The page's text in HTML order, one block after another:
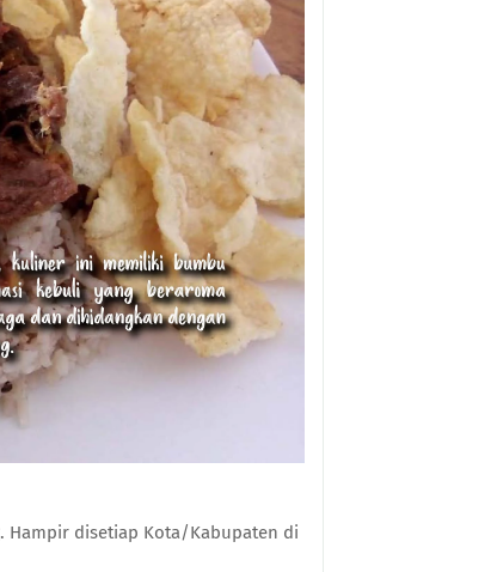
Hampir disetiap Kota/Kabupaten di